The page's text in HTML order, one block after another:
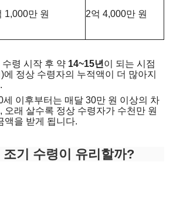
1,000만 원 2억 4,000만 원
수령 시작 후 약 14~15년 이 되는 시점
에 정상 수령자의 누적액이 더 많아지
세 이후부터는 매달 30만 원 이상의 차
오래 살수록 정상 수령자가 수천만 원
액을 받게 됩니다.
기 수령이 유리할까?